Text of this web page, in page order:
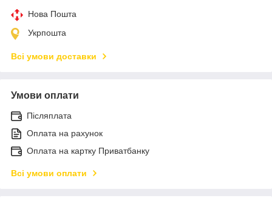
Нова Пошта
Укрпошта
Всі умови доставки
Умови оплати
Післяплата
Оплата на рахунок
Оплата на картку Приватбанку
Всі умови оплати